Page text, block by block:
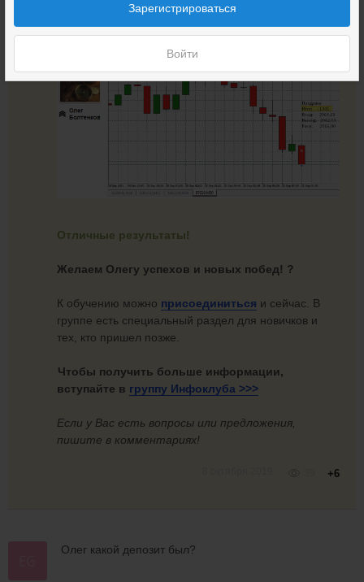
Зарегистрироваться
Войти
+ 100$
Отличные результаты!
Желаем Олегу успехов и новых побед! ?
К обучению можно присоединиться и сейчас. В
группе есть специальный раздел для новичков и
тех, кто пришел позже.
Чтобы получить больше информации,
вступайте в группу Инфоклуба >>>
Если у Вас есть вопросы или предложения,
пишите в комментариях!
+6
Олег какой депозит был?